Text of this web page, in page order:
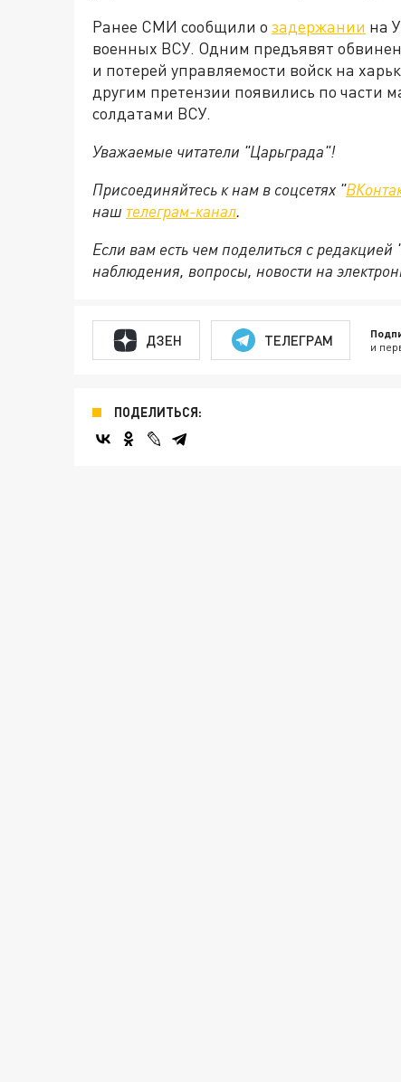
Ранее СМИ сообщили о задержании на
военных ВСУ. Одним предъявят
и потерей управляемости войск на
другим претензии появились по части
солдатами ВСУ.
Уважаемые читатели "Царьграда"!
Присоединяйтесь к нам в соцсетях "
наш телеграм-канал.
Если вам есть чем поделиться с
наблюдения, вопросы, новости на
ДЗЕН ТЕЛЕГРАМ и
ПОДЕЛИТЬСЯ: